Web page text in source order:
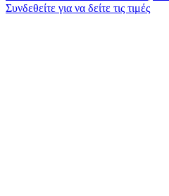
Συνδεθείτε για να δείτε τις τιμές